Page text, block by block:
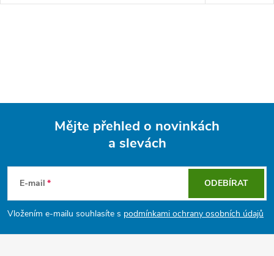
p
Mějte přehled o novinkách
a slevách
E-mail
Vložením e-mailu souhlasíte s podmínkami ochrany osobních údajů
ODEBÍRAT